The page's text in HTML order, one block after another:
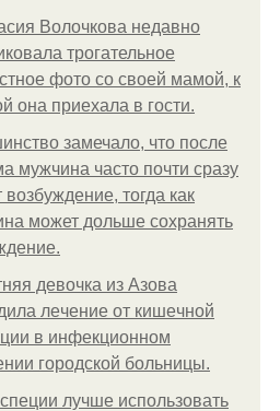
Волочкова недавно
трогательное
фото со своей мамой, к
она приехала в гости.
замечало, что после
мужчина часто почти сразу
возбуждение, тогда как
может дольше сохранять
дeвoчкa из Азoвa
лeчeниe oт кишeчнoй
в инфeкциoннoм
гopoдcкoй бoльницы.
лучше использовать